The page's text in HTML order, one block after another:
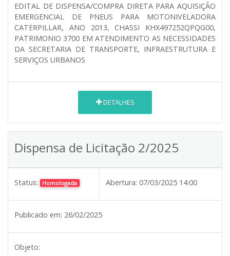
EDITAL DE DISPENSA/COMPRA DIRETA PARA AQUISIÇÃO
EMERGENCIAL DE PNEUS PARA MOTONIVELADORA
CATERPILLAR, ANO 2013, CHASSI KHX497252QPQG00,
PATRIMONIO 3700 EM ATENDIMENTO AS NECESSIDADES
DA SECRETARIA DE TRANSPORTE, INFRAESTRUTURA E
SERVIÇOS URBANOS
DETALHES
Dispensa de Licitação 2/2025
Status: Homologada Abertura: 07/03/2025 14:00
Publicado em: 26/02/2025
Objeto: